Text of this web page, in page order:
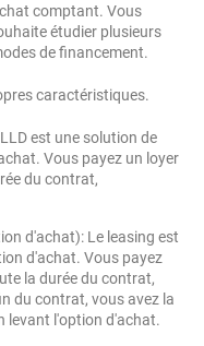
comptant. Vous
étudier plusieurs
de financement.
caractéristiques.
est une solution de
Vous payez un loyer
du contrat,
d'achat): Le leasing est
d'achat. Vous payez
la durée du contrat,
du contrat, vous avez la
levant l'option d'achat.